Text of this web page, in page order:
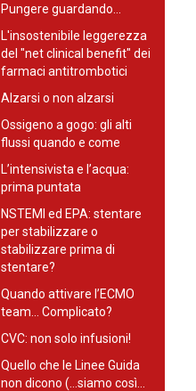
Pungere guardando…
L'insostenibile leggerezza
del "net clinical benefit" dei
farmaci antitrombotici
Alzarsi o non alzarsi
Ossigeno a gogo: gli alti
flussi quando e come
L’intensivista e l’acqua:
prima puntata
NSTEMI ed EPA: stentare
per stabilizzare o
stabilizzare prima di
stentare?
Quando attivare l’ECMO
team… Complicato?
CVC: non solo infusioni!
Quello che le Linee Guida
non dicono (…siamo così…